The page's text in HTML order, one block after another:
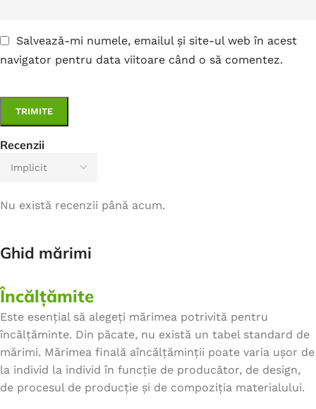
Recenzii
Nu există recenzii până acum.
Salvează-mi numele, emailul și site-ul web în acest
navigator pentru data viitoare când o să comentez.
Ghid mărimi
Încălțămite
Este esențial să alegeți mărimea potrivită pentru
încălțăminte. Din păcate, nu există un tabel standard de
mărimi. Mărimea finală aîncălțăminții poate varia ușor de
la individ la individ în funcție de producător, de design,
de procesul de producție și de compoziția materialului.